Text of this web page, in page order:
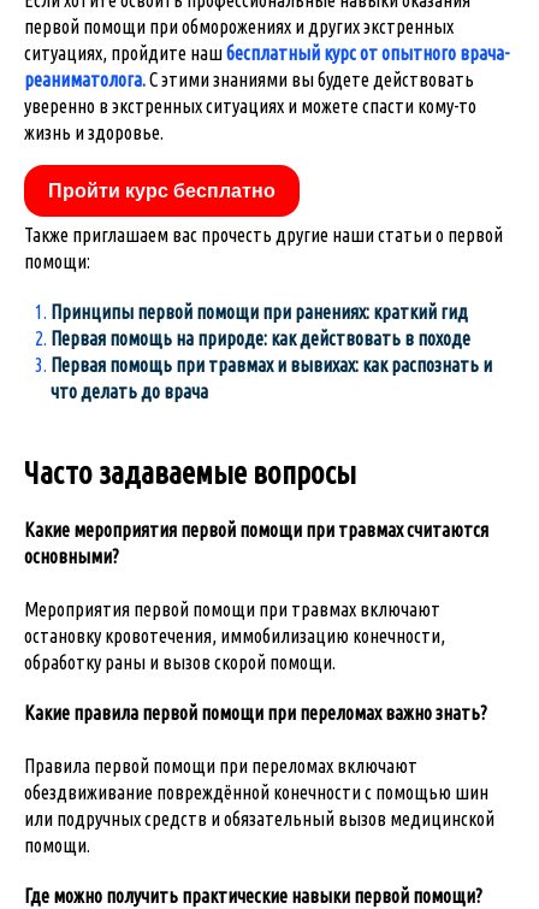
первой помощи при обморожениях и других экстренных
ситуациях, пройдите нашбесплатный курс от опытного врача-
реаниматолога.С этими знаниями вы будете действовать
уверенно в экстренных ситуациях и можете спасти кому-то
жизнь и здоровье.
Пройти курс бесплатно
Также приглашаем вас прочесть другие наши статьи о первой
помощи:
Принципы первой помощи при ранениях: краткий гид
Первая помощь на природе: как действовать в походе
Первая помощь при травмах и вывихах: как распознать и
что делать до врача
Часто задаваемые вопросы
Какие мероприятия первой помощи при травмах считаются
основными?
Мероприятия первой помощи при травмах включают
остановку кровотечения, иммобилизацию конечности,
обработку раны и вызов скорой помощи.
Какие правила первой помощи при переломах важно знать?
Правила первой помощи при переломах включают
обездвиживание повреждённой конечности с помощью шин
или подручных средств и обязательный вызов медицинской
помощи.
Где можно получить практические навыки первой помощи?